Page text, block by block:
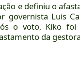
e definiu o
Luis
o voto, Kiko foi
da